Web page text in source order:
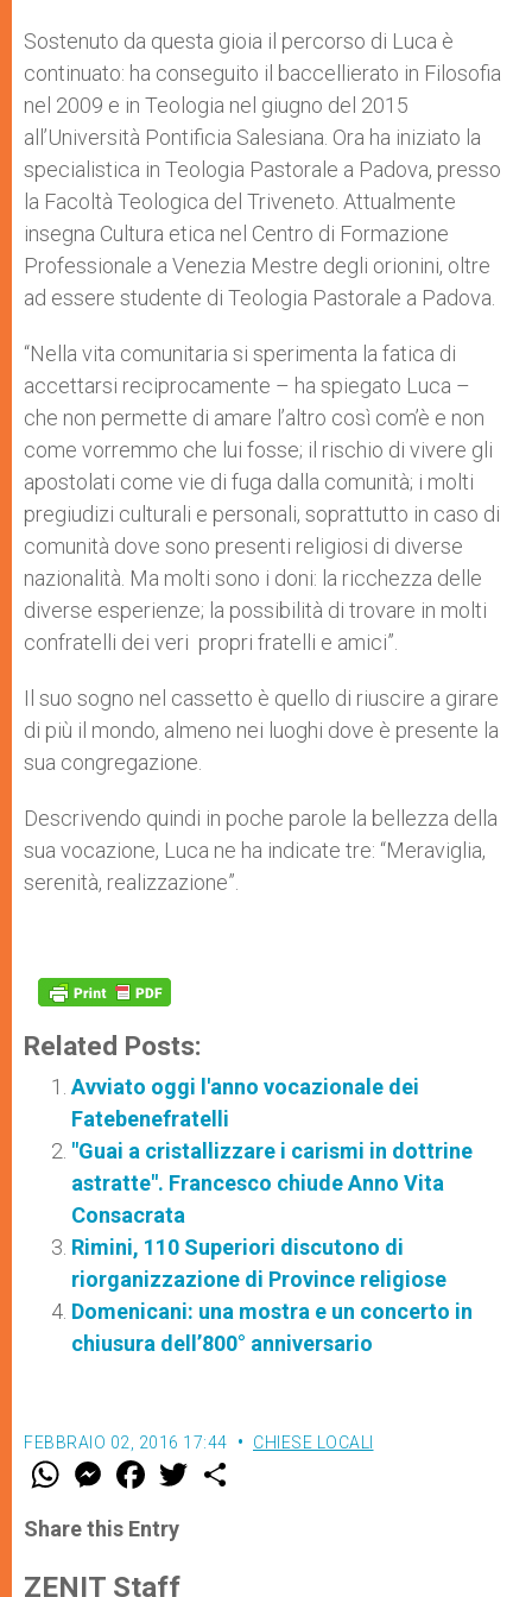
Sostenuto da questa gioia il percorso di Luca è
continuato: ha conseguito il baccellierato in Filosofia
nel 2009 e in Teologia nel giugno del 2015
all’Università Pontificia Salesiana. Ora ha iniziato la
specialistica in Teologia Pastorale a Padova, presso
la Facoltà Teologica del Triveneto. Attualmente
insegna Cultura etica nel Centro di Formazione
Professionale a Venezia Mestre degli orionini, oltre
ad essere studente di Teologia Pastorale a Padova.
“Nella vita comunitaria si sperimenta la fatica di
accettarsi reciprocamente – ha spiegato Luca –
che non permette di amare l’altro così com’è e non
come vorremmo che lui fosse; il rischio di vivere gli
apostolati come vie di fuga dalla comunità; i molti
pregiudizi culturali e personali, soprattutto in caso di
comunità dove sono presenti religiosi di diverse
nazionalità. Ma molti sono i doni: la ricchezza delle
diverse esperienze; la possibilità di trovare in molti
confratelli dei veri propri fratelli e amici”.
Il suo sogno nel cassetto è quello di riuscire a girare
di più il mondo, almeno nei luoghi dove è presente la
sua congregazione.
Descrivendo quindi in poche parole la bellezza della
sua vocazione, Luca ne ha indicate tre: “Meraviglia,
serenità, realizzazione”.
Related Posts:
Avviato oggi l'anno vocazionale dei
Fatebenefratelli
"Guai a cristallizzare i carismi in dottrine
astratte". Francesco chiude Anno Vita
Consacrata
Rimini, 110 Superiori discutono di
riorganizzazione di Province religiose
Domenicani: una mostra e un concerto in
chiusura dell’800° anniversario
FEBBRAIO 02, 2016 17:44 CHIESE LOCALI
W
t
s
p
M
e
s
e
g
F
a
e
b
o
w
Share this Entry
ZENIT Staff